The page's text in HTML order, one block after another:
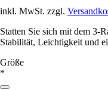
inkl. MwSt. zzgl.
Statten Sie sich mit dem 3-
Stabilität, Leichtigkeit und
Größe
*